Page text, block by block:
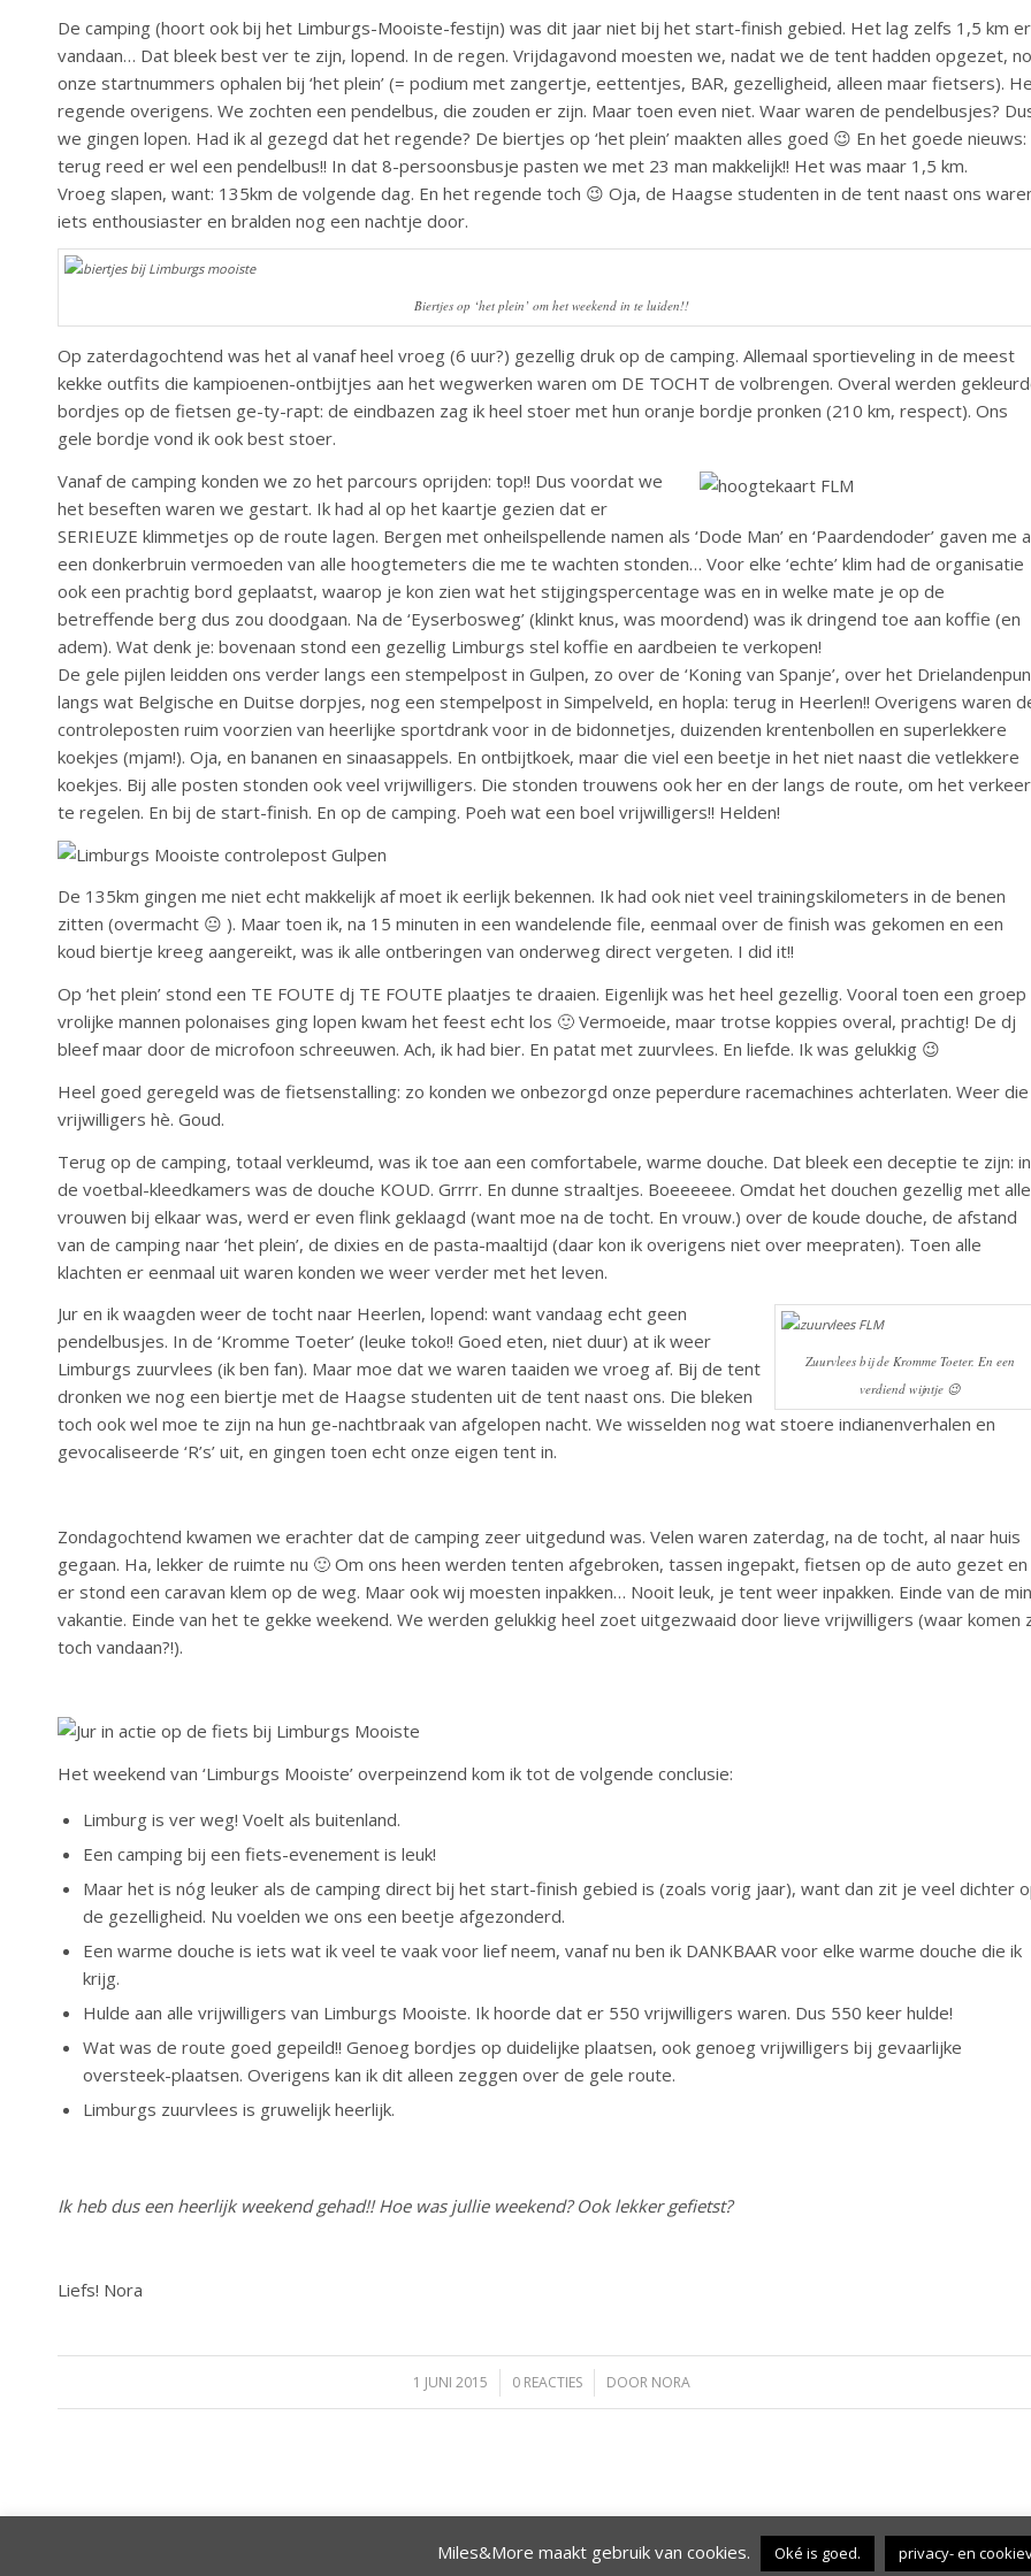
De camping (hoort ook bij het Limburgs-Mooiste-festijn) was dit jaar niet bij het start-finish gebied. Het lag zelfs 1,5 km er
vandaan… Dat bleek best ver te zijn, lopend. In de regen. Vrijdagavond moesten we, nadat we de tent hadden opgezet,
onze startnummers ophalen bij ‘het plein’ (= podium met zangertje, eettentjes, BAR, gezelligheid, alleen maar fietsers).
regende overigens. We zochten een pendelbus, die zouden er zijn. Maar toen even niet. Waar waren de pendelbusjes?
we gingen lopen. Had ik al gezegd dat het regende? De biertjes op ‘het plein’ maakten alles goed 😉 En het goede nieuws:
terug reed er wel een pendelbus!! In dat 8-persoonsbusje pasten we met 23 man makkelijk!! Het was maar 1,5 km.
Vroeg slapen, want: 135km de volgende dag. En het regende toch 😉 Oja, de Haagse studenten in de tent naast ons
iets enthousiaster en bralden nog een nachtje door.
Biertjes op ‘het plein’ om het weekend in te luiden!!
Op zaterdagochtend was het al vanaf heel vroeg (6 uur?) gezellig druk op de camping. Allemaal sportieveling in de meest
kekke outfits die kampioenen-ontbijtjes aan het wegwerken waren om DE TOCHT de volbrengen. Overal werden
bordjes op de fietsen ge-ty-rapt: de eindbazen zag ik heel stoer met hun oranje bordje pronken (210 km, respect). Ons
gele bordje vond ik ook best stoer.
Vanaf de camping konden we zo het parcours oprijden: top!! Dus voordat we
het beseften waren we gestart. Ik had al op het kaartje gezien dat er
SERIEUZE klimmetjes op de route lagen. Bergen met onheilspellende namen als ‘Dode Man’ en ‘Paardendoder’ gaven me
een donkerbruin vermoeden van alle hoogtemeters die me te wachten stonden… Voor elke ‘echte’ klim had de organisatie
ook een prachtig bord geplaatst, waarop je kon zien wat het stijgingspercentage was en in welke mate je op de
betreffende berg dus zou doodgaan. Na de ‘Eyserbosweg’ (klinkt knus, was moordend) was ik dringend toe aan koffie (en
adem). Wat denk je: bovenaan stond een gezellig Limburgs stel koffie en aardbeien te verkopen!
De gele pijlen leidden ons verder langs een stempelpost in Gulpen, zo over de ‘Koning van Spanje’, over het
langs wat Belgische en Duitse dorpjes, nog een stempelpost in Simpelveld, en hopla: terug in Heerlen!! Overigens waren
controleposten ruim voorzien van heerlijke sportdrank voor in de bidonnetjes, duizenden krentenbollen en superlekkere
koekjes (mjam!). Oja, en bananen en sinaasappels. En ontbijtkoek, maar die viel een beetje in het niet naast die vetlekkere
koekjes. Bij alle posten stonden ook veel vrijwilligers. Die stonden trouwens ook her en der langs de route, om het verkeer
te regelen. En bij de start-finish. En op de camping. Poeh wat een boel vrijwilligers!! Helden!
De 135km gingen me niet echt makkelijk af moet ik eerlijk bekennen. Ik had ook niet veel trainingskilometers in de benen
zitten (overmacht 😐 ). Maar toen ik, na 15 minuten in een wandelende file, eenmaal over de finish was gekomen en een
koud biertje kreeg aangereikt, was ik alle ontberingen van onderweg direct vergeten. I did it!!
Op ‘het plein’ stond een TE FOUTE dj TE FOUTE plaatjes te draaien. Eigenlijk was het heel gezellig. Vooral toen een groep
vrolijke mannen polonaises ging lopen kwam het feest echt los 🙂 Vermoeide, maar trotse koppies overal, prachtig! De dj
bleef maar door de microfoon schreeuwen. Ach, ik had bier. En patat met zuurvlees. En liefde. Ik was gelukkig 😉
Heel goed geregeld was de fietsenstalling: zo konden we onbezorgd onze peperdure racemachines achterlaten. Weer die
vrijwilligers hè. Goud.
Terug op de camping, totaal verkleumd, was ik toe aan een comfortabele, warme douche. Dat bleek een deceptie te zijn: in
de voetbal-kleedkamers was de douche KOUD. Grrrr. En dunne straaltjes. Boeeeeee. Omdat het douchen gezellig met alle
vrouwen bij elkaar was, werd er even flink geklaagd (want moe na de tocht. En vrouw.) over de koude douche, de afstand
van de camping naar ‘het plein’, de dixies en de pasta-maaltijd (daar kon ik overigens niet over meepraten). Toen alle
klachten er eenmaal uit waren konden we weer verder met het leven.
Zuurvlees bij de Kromme Toeter. En een
verdiend wijntje 😉
Jur en ik waagden weer de tocht naar Heerlen, lopend: want vandaag echt geen
pendelbusjes. In de ‘Kromme Toeter’ (leuke toko!! Goed eten, niet duur) at ik weer
Limburgs zuurvlees (ik ben fan). Maar moe dat we waren taaiden we vroeg af. Bij de tent
dronken we nog een biertje met de Haagse studenten uit de tent naast ons. Die bleken
toch ook wel moe te zijn na hun ge-nachtbraak van afgelopen nacht. We wisselden nog wat stoere indianenverhalen en
gevocaliseerde ‘R’s’ uit, en gingen toen echt onze eigen tent in.
Zondagochtend kwamen we erachter dat de camping zeer uitgedund was. Velen waren zaterdag, na de tocht, al naar huis
gegaan. Ha, lekker de ruimte nu 🙂 Om ons heen werden tenten afgebroken, tassen ingepakt, fietsen op de auto gezet en
er stond een caravan klem op de weg. Maar ook wij moesten inpakken… Nooit leuk, je tent weer inpakken. Einde van de
vakantie. Einde van het te gekke weekend. We werden gelukkig heel zoet uitgezwaaid door lieve vrijwilligers (waar komen
toch vandaan?!).
Het weekend van ‘Limburgs Mooiste’ overpeinzend kom ik tot de volgende conclusie:
Limburg is ver weg! Voelt als buitenland.
Een camping bij een fiets-evenement is leuk!
Maar het is nóg leuker als de camping direct bij het start-finish gebied is (zoals vorig jaar), want dan zit je veel dichter
de gezelligheid. Nu voelden we ons een beetje afgezonderd.
Een warme douche is iets wat ik veel te vaak voor lief neem, vanaf nu ben ik DANKBAAR voor elke warme douche die ik
krijg.
Hulde aan alle vrijwilligers van Limburgs Mooiste. Ik hoorde dat er 550 vrijwilligers waren. Dus 550 keer hulde!
Wat was de route goed gepeild!! Genoeg bordjes op duidelijke plaatsen, ook genoeg vrijwilligers bij gevaarlijke
oversteek-plaatsen. Overigens kan ik dit alleen zeggen over de gele route.
Limburgs zuurvlees is gruwelijk heerlijk.
Ik heb dus een heerlijk weekend gehad!! Hoe was jullie weekend? Ook lekker gefietst?
Liefs! Nora
1 JUNI 2015
/ 0 REACTIES
/ DOOR NORA
Miles&More maakt gebruik van cookies. Oké is goed. privacy- en